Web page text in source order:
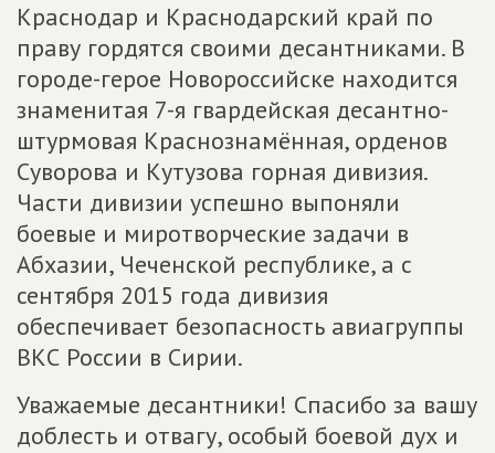
Краснодар и Краснодарский край по
праву гордятся своими десантниками. В
городе-герое Новороссийске находится
знаменитая 7-я гвардейская десантно-
штурмовая Краснознамённая, орденов
Суворова и Кутузова горная дивизия.
Части дивизии успешно выпоняли
боевые и миротворческие задачи в
Абхазии, Чеченской республике, а с
сентября 2015 года дивизия
обеспечивает безопасность авиагруппы
ВКС России в Сирии.
Уважаемые десантники! Спасибо за вашу
доблесть и отвагу, особый боевой дух и